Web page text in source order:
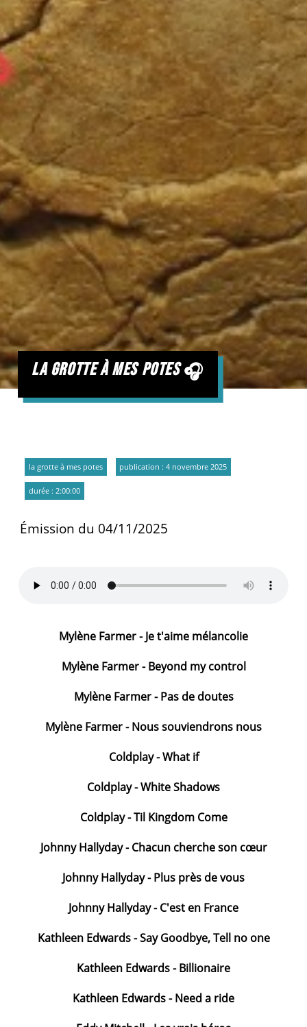
la grotte à mes potes
la grotte à mes potes publication : 4 novembre 2025
durée : 2:00:00
Émission du 04/11/2025
Mylène Farmer - Je t'aime mélancolie
Mylène Farmer - Beyond my control
Mylène Farmer - Pas de doutes
Mylène Farmer - Nous souviendrons nous
Coldplay - What if
Coldplay - White Shadows
Coldplay - Til Kingdom Come
Johnny Hallyday - Chacun cherche son cœur
Johnny Hallyday - Plus près de vous
Johnny Hallyday - C'est en France
Kathleen Edwards - Say Goodbye, Tell no one
Kathleen Edwards - Billionaire
Kathleen Edwards - Need a ride